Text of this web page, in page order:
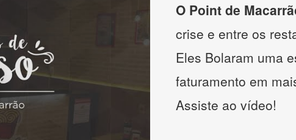
O Point de
crise e entre os
Eles Bolaram uma
faturamento em
Assiste ao vídeo!